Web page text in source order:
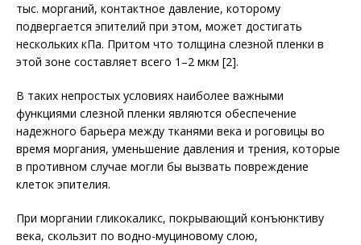
тыс. морганий, контактное давление, которому
подвергается эпителий при этом, может достигать
нескольких кПа. Притом что толщина слезной пленки в
этой зоне составляет всего 1–2 мкм [2].
В таких непростых условиях наиболее важными
функциями слезной пленки являются обеспечение
надежного барьера между тканями века и роговицы во
время моргания, уменьшение давления и трения, которые
в противном случае могли бы вызвать повреждение
клеток эпителия.
При моргании гликокаликс, покрывающий конъюнктиву
века, скользит по водно-муциновому слою,